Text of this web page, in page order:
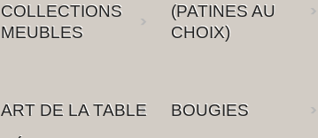
COLLECTIONS
MEUBLES
(PATINES AU
CHOIX)
ART DE LA TABLE BOUGIES